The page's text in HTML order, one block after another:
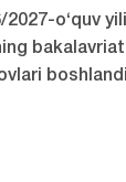
o‘quv
bakalavriat
boshlandi